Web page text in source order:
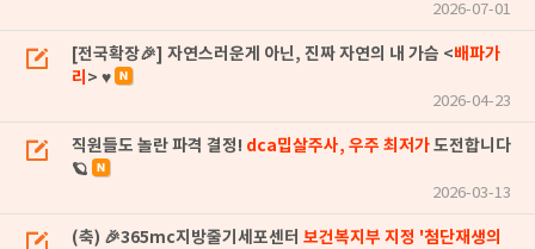
2026-07-01
[전국확장🎉] 자연스러운게 아닌, 진짜 자연의 내 가슴 <배파가
리 > ♥
2026-04-23
직원들도 놀란 파격 결정! dca밉살주사, 우주 최저가도전합니다
🪐
2026-03-13
(축) 🎉365mc지방줄기세포센터 보건복지부 지정 '첨단재생의